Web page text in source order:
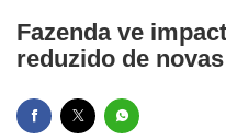
Fazenda ve
reduzido de